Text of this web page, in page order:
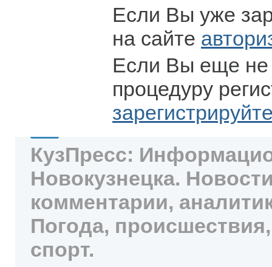
Если Вы уже
на сайте
Если Вы еще не
процедуру
КузПресс:
Новокузнецка.
комментарии,
Погода,
спорт.